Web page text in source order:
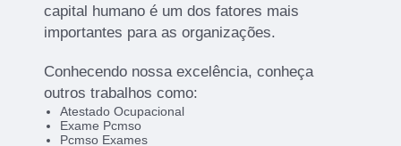
capital humano é um dos fatores mais
importantes para as organizações.
Conhecendo nossa excelência, conheça
outros trabalhos como:
Atestado Ocupacional
Exame Pcmso
Pcmso Exames